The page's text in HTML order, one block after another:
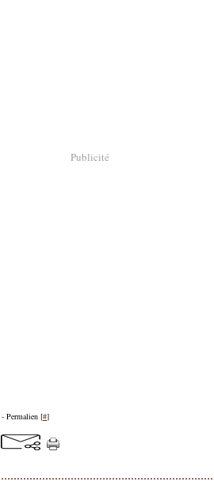
Publicité
- Permalien [#]